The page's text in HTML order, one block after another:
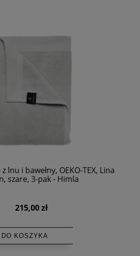
lnu i bawełny, OEKO-TEX, Lina
szare, 3-pak - Himla
215,00 zł
DO KOSZYKA